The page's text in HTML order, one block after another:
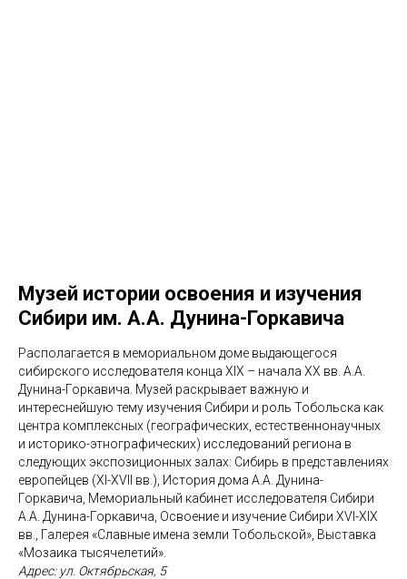
Музей истории освоения и изучения
Сибири им. А.А. Дунина-Горкавича
Располагается в мемориальном доме выдающегося
сибирского исследователя конца XIX – начала XX вв. А.А.
Дунина-Горкавича. Музей раскрывает важную и
интереснейшую тему изучения Сибири и роль Тобольска как
центра комплексных (географических, естественнонаучных
и историко-этнографических) исследований региона в
следующих экспозиционных залах: Сибирь в представлениях
европейцев (XI-XVII вв.), История дома А.А. Дунина-
Горкавича, Мемориальный кабинет исследователя Сибири
А.А. Дунина-Горкавича, Освоение и изучение Сибири XVI-XIX
вв., Галерея «Славные имена земли Тобольской», Выставка
«Мозаика тысячелетий».
Адрес: ул. Октябрьская, 5